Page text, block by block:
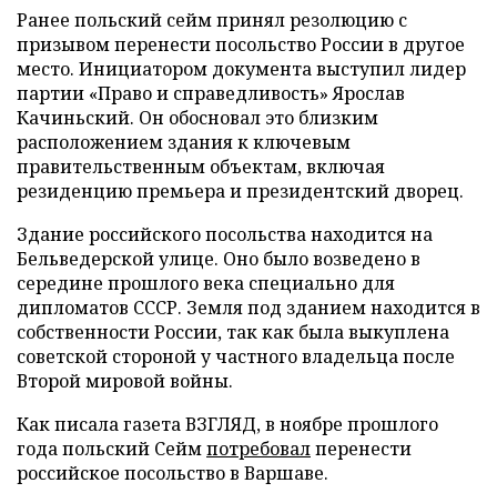
Ранее польский сейм принял резолюцию с
призывом перенести посольство России в другое
место. Инициатором документа выступил лидер
партии «Право и справедливость» Ярослав
Качиньский. Он обосновал это близким
расположением здания к ключевым
правительственным объектам, включая
резиденцию премьера и президентский дворец.
Здание российского посольства находится на
Бельведерской улице. Оно было возведено в
середине прошлого века специально для
дипломатов СССР. Земля под зданием находится в
собственности России, так как была выкуплена
советской стороной у частного владельца после
Второй мировой войны.
Как писала газета ВЗГЛЯД, в ноябре прошлого
года польский Сеймпотребовалперенести
российское посольство в Варшаве.